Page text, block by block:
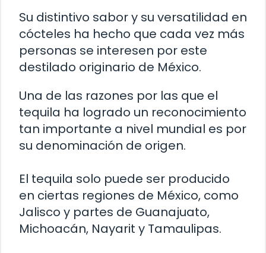
Su distintivo sabor y su versatilidad en
cócteles ha hecho que cada vez más
personas se interesen por este
destilado originario de México.
Una de las razones por las que el
tequila ha logrado un reconocimiento
tan importante a nivel mundial es por
su denominación de origen.
El tequila solo puede ser producido
en ciertas regiones de México, como
Jalisco y partes de Guanajuato,
Michoacán, Nayarit y Tamaulipas.